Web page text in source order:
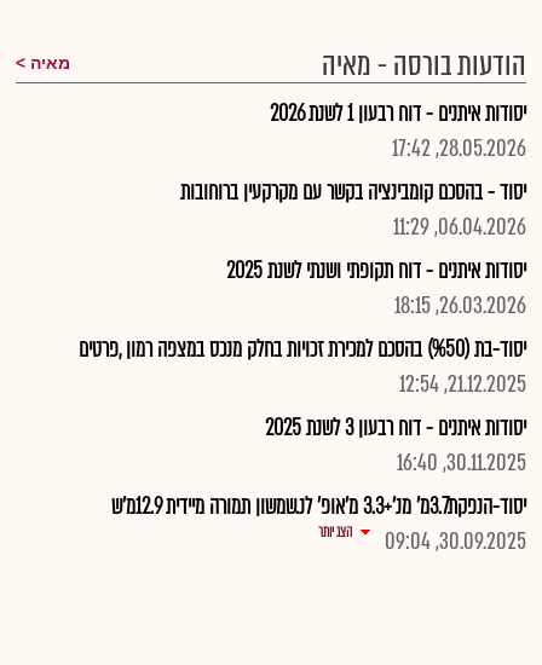
הודעות בורסה - מאיה מאיה
יסודות איתנים - דוח רבעון 1 לשנת 2026
28.05.2026, 17:42
יסוד - בהסכם קומבינציה בקשר עם מקרקעין ברוחובות
06.04.2026, 11:29
יסודות איתנים - דוח תקופתי ושנתי לשנת 2025
26.03.2026, 18:15
יסוד-בת (%50) בהסכם למכירת זכויות בחלק מנכס במצפה רמון ,פרטים
21.12.2025, 12:54
יסודות איתנים - דוח רבעון 3 לשנת 2025
30.11.2025, 16:40
יסוד-הנפקת3.7מ' מנ'+3.3 מ'אופ' לנ.שמשון תמורה מיידית 12.9מ'ש
30.09.2025, 09:04
הצג יותר